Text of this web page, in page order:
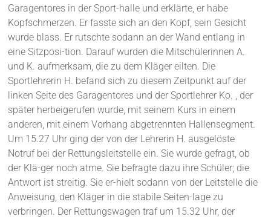
Garagentores in der Sport-halle und erklärte, er habe
Kopfschmerzen. Er fasste sich an den Kopf, sein Gesicht
wurde blass. Er rutschte sodann an der Wand entlang in
eine Sitzposi-tion. Darauf wurden die Mitschülerinnen A.
und K. aufmerksam, die zu dem Kläger eilten. Die
Sportlehrerin H. befand sich zu diesem Zeitpunkt auf der
linken Seite des Garagentores und der Sportlehrer Ko. , der
später herbeigerufen wurde, mit seinem Kurs in einem
anderen, mit einem Vorhang abgetrennten Hallensegment.
Um 15.27 Uhr ging der von der Lehrerin H. ausgelöste
Notruf bei der Rettungsleitstelle ein. Sie wurde gefragt, ob
der Klä-ger noch atme. Sie befragte dazu ihre Schüler; die
Antwort ist streitig. Sie er-hielt sodann von der Leitstelle die
Anweisung, den Kläger in die stabile Seiten-lage zu
verbringen. Der Rettungswagen traf um 15.32 Uhr, der